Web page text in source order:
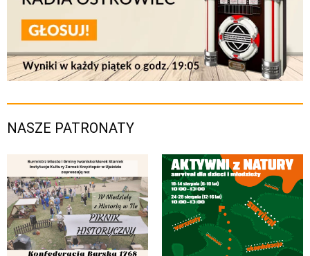
NASZE PATRONATY